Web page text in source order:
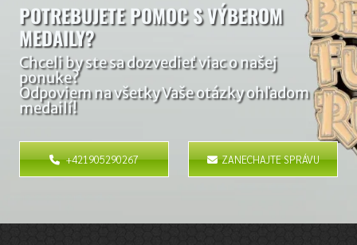
POTREBUJETE POMOC S VÝBEROM
MEDAILY?
Chceli by ste sa dozvedieť viac o našej
ponuke?
Odpoviem na všetky Vaše otázky ohľadom
medailí!
+421905290267 ZANECHAJTE SPRÁVU